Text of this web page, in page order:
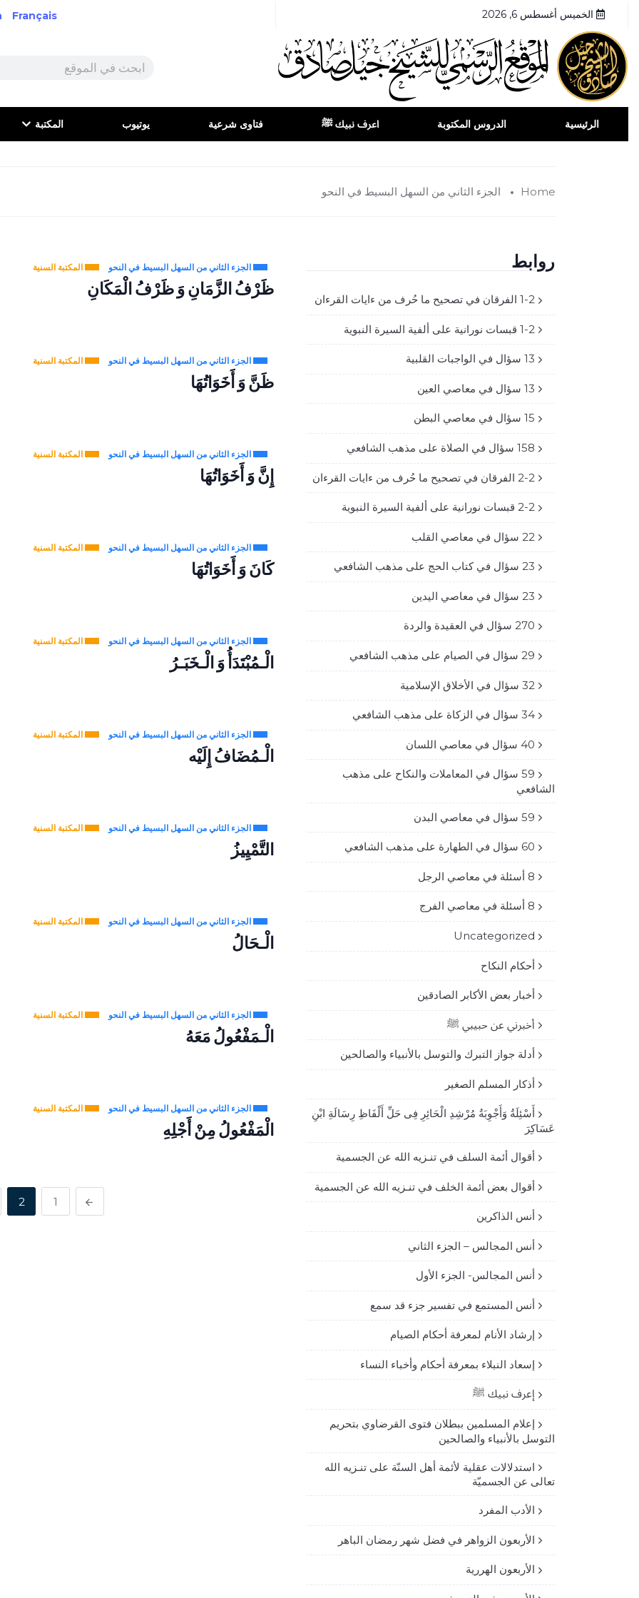
الخميس أغسطس 6, 2026 Français
الرئيسية الدروس المكتوبة اعرف نبيك ﷺ فتاوى شرعية يوتيوب المكتبة
Home الجزء الثاني من السهل البسيط في النحو
روابط
1-2 الفرقان في تصحيح ما حُرف من ءايات القرءان
1-2 قبسات نورانية على ألفية السيرة النبوية
13 سؤال في الواجبات القلبية
13 سؤال في معاصي العين
15 سؤال في معاصي البطن
158 سؤال في الصلاة على مذهب الشافعي
2-2 الفرقان في تصحيح ما حُرف من ءايات القرءان
2-2 قبسات نورانية على ألفية السيرة النبوية
22 سؤال في معاصي القلب
23 سؤال في كتاب الحج على مذهب الشافعي
23 سؤال في معاصي اليدين
270 سؤال في العقيدة والردة
29 سؤال في الصيام على مذهب الشافعي
32 سؤال في الأخلاق الإسلامية
34 سؤال في الزكاة على مذهب الشافعي
40 سؤال في معاصي اللسان
59 سؤال في المعاملات والنكاح على مذهب
الشافعي
59 سؤال في معاصي البدن
60 سؤال في الطهارة على مذهب الشافعي
8 أسئلة في معاصي الرجل
8 أسئلة في معاصي الفرج
Uncategorized
أحكام النكاح
أخبار بعض الأكابر الصادقين
أخبرني عن حبيبي ﷺ
أدلة جواز التبرك والتوسل بالأنبياء والصالحين
أذكار المسلم الصغير
أَسْئِلَةُ وَأَجْوِبَةُ مُرْشِدِ الْحَائِرِ فِى حَلِّ أَلْفَاظِ رِسَالَةِ ابْنِ
عَسَاكِرَ
أقوال أئمة السلف في تنـزيه الله عن الجسمية
أقوال بعض أئمة الخلف في تنـزيه الله عن الجسمية
أنس الذاكرين
أنس المجالس – الجزء الثاني
أنس المجالس- الجزء الأول
أنس المستمع في تفسير جزء قد سمع
إرشاد الأنام لمعرفة أحكام الصيام
إسعاد النبلاء بمعرفة أحكام وأخباء النساء
إعرف نبيك ﷺ
إعلام المسلمين ببطلان فتوى القرضاوي بتحريم
التوسل بالأنبياء والصالحين
استدلالات عقلية لأئمة أهل السنّة على تنـزيه الله
تعالى عن الجسميّة
الأدب المفرد
الأربعون الزواهر في فضل شهر رمضان الباهر
الأربعون الهررية
الجزء الثاني من السهل البسيط في النحو المكتبة السنية
ظَرْفُ الزَّمَانِ وَ ظَرْفُ الْمَكَانِ
الجزء الثاني من السهل البسيط في النحو المكتبة السنية
ظَنَّ وَ أَخَوَاتُهَا
الجزء الثاني من السهل البسيط في النحو المكتبة السنية
إِنَّ وَ أَخَوَاتُهَا
الجزء الثاني من السهل البسيط في النحو المكتبة السنية
كَانَ وَ أَخَوَاتُهَا
الجزء الثاني من السهل البسيط في النحو المكتبة السنية
الْـمُبْتَدَأُ وَ الْـخَبَـرُ
الجزء الثاني من السهل البسيط في النحو المكتبة السنية
الْـمُضَافُ إِلَيْه
الجزء الثاني من السهل البسيط في النحو المكتبة السنية
التَّمْيِيزُ
الجزء الثاني من السهل البسيط في النحو المكتبة السنية
الْـحَالُ
الجزء الثاني من السهل البسيط في النحو المكتبة السنية
الْـمَفْعُولُ مَعَهُ
الجزء الثاني من السهل البسيط في النحو المكتبة السنية
الْمَفْعُولُ مِنْ أَجْلِهِ
1
2